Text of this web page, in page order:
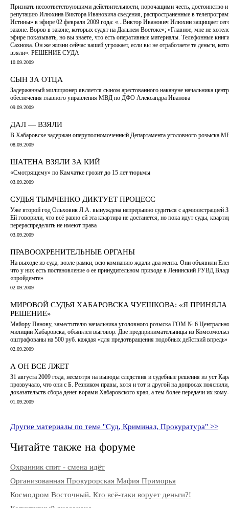
Признать несоответствующими действительности, порочащими честь, достоинство
репутацию Илюхина Виктора Ивановича сведения, распространенные в
Истины» в эфире 02 февраля 2009 года: «...Виктор Иванович Илюхин защищает
законе. Воров в законе, которых судят на Дальнем Востоке»; «Главное, мне не
эфире показывать, но вы знаете, что есть оперативные материалы. Телефонные
Сахнова. Он же жизни сейчас вашей угрожает, если вы не отработаете те деньги,
взяли». РЕШЕНИЕ СУДА
10.09.2009
СЫН ЗА ОТЦА
Задержанный милиционер является сыном арестованного накануне начальника
обеспечения главного управления МВД по ДФО Александра Иванова
09.09.2009
ДАЛ — ВЗЯЛИ
В Хабаровске задержан оперуполномоченный Департамента уголовного розыска
08.09.2009
ШАТЕНА ВЗЯЛИ ЗА КИЙ
«Смотрящему» по Камчатке грозит до 15 лет тюрьмы
03.09.2009
СУДЬЯ ТЫМЧЕНКО ДИКТУЕТ ПРОЦЕСС
Уже второй год Ольховик Л.А. вынуждена непрерывно судиться с администрацией
Ей говорили, что всё равно ей эта квартира не достанется, но пока идут суды,
перераспределить не имеют права
03.09.2009
ПРАВООХРЕНИТЕЛЬНЫЕ ОРГАНЫ
На выходе из суда, возле рамки, всю компанию ждали два мента. Они объявили
что у них есть постановление о ее принудительном приводе в Ленинский РУВД
«пройдемте»
02.09.2009
МИРОВОЙ СУДЬЯ ХАБАРОВСКА ЧУЕШКОВА: «Я ПРИНЯЛА
РЕШЕНИЕ»
Майору Панову, заместителю начальника уголовного розыска ГОМ № 6
милиции Хабаровска, объявлен выговор. Две предпринимательницы из
оштрафованы на 500 руб. каждая «для предотвращения подобных действий впредь»
02.09.2009
А ОН ВСЕ ЛЖЕТ
31 августа 2009 года, несмотря на выводы следствия и судебные решения из уст
прозвучало, что они с Б. Резником правы, хотя и тот и другой на допросах
доказательств сбора денег ворами Хабаровского края, а тем более передачи их
01.09.2009
Другие материалы по теме "Суд, Криминал, Прокуратура" >>
Читайте также на форуме
Охранник спит - смена идёт
Организованная Прокурорская Мафия Приморья
Космодром Восточный. Кто всё-таки ворует деньги?!